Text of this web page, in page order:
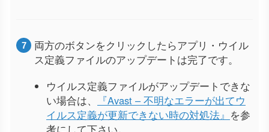
両方のボタンをクリックしたらアプリ・ウイル
ス定義ファイルのアップデートは完了です。
ウイルス定義ファイルがアップデートできな
い場合は、
『Avast – 不明なエラーが出てウ
イルス定義が更新できない時の対処法』 を参
考にして下さい。